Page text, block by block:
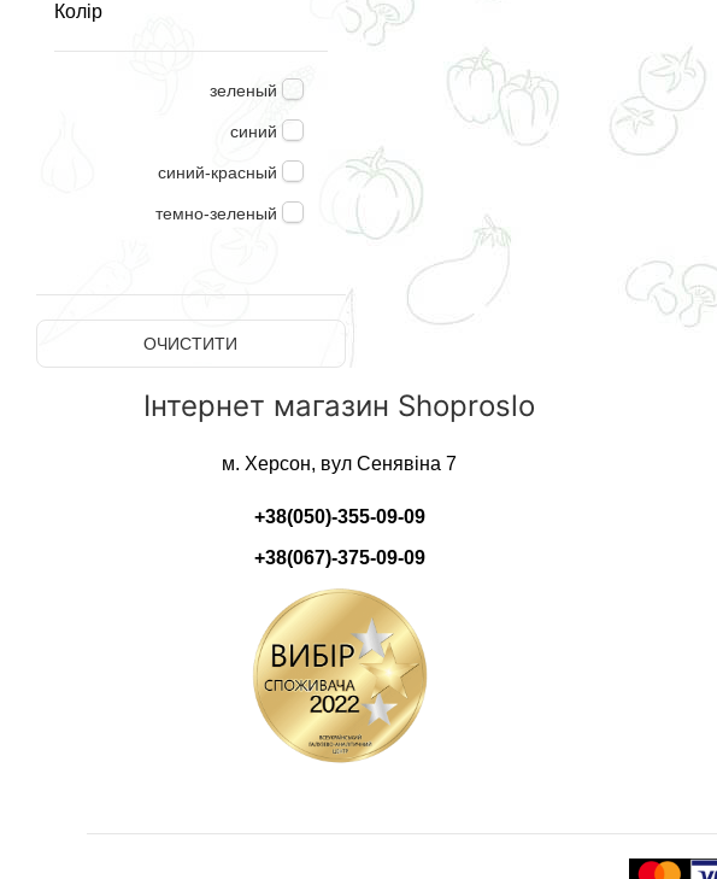
Колір
зеленый
синий
синий-красный
темно-зеленый
ОЧИСТИТИ
Інтернет магазин Shoproslo
м. Херсон, вул Сенявіна 7
+38(050)-355-09-09
+38(067)-375-09-09